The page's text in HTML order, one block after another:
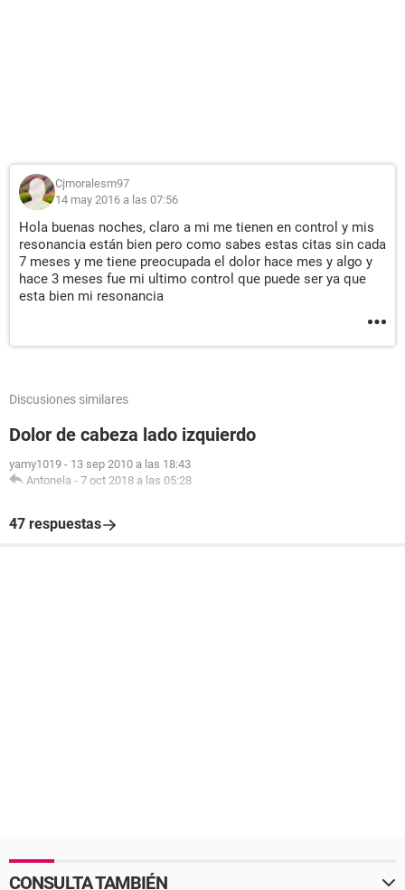
Cjmoralesm97
14 may 2016 a las 07:56
Hola buenas noches, claro a mi me tienen en control y mis
resonancia están bien pero como sabes estas citas sin cada
7 meses y me tiene preocupada el dolor hace mes y algo y
hace 3 meses fue mi ultimo control que puede ser ya que
esta bien mi resonancia
Discusiones similares
Dolor de cabeza lado izquierdo
yamy1019 - 13 sep 2010 a las 18:43
Antonela - 7 oct 2018 a las 05:28
47 respuestas
CONSULTA TAMBIÉN